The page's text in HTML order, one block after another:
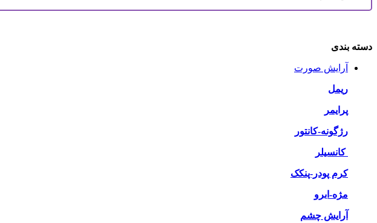
دسته بندی
آرایش صورت
ریمل
پرایمر
رژگونه-کانتور
کانسیلر
کرم پودر-پنکک
مژه-ابرو
آرایش چشم